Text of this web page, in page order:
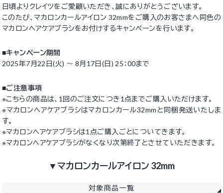
日頃よりクレイツをご愛顧いただき、誠にありがとうございます。
このたび、マカロンカールアイロン 32mmをご購入のお客さまへ同色の
マカロンヘアケアブラシをお付けするキャンペーンを行います。
■キャンペーン期間
2025年7月22日(火) ～ 8月17日(日) 25：00まで
■ご注意事項
※こちらの商品は、1回のご注文につき1点までご購入いただけます。
※マカロンヘアケアブラシはマカロンカール32mmと同梱発送いたしま
す。
※マカロンヘアケアブラシは1点ご購入ごとについてきます。
※マカロンヘアケアブラシがなくなり次第終了とさせていただきます。
▼マカロンカールアイロン 32mm
対象商品一覧